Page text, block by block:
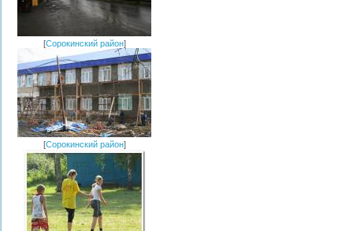
[Сорокинский район]
[Сорокинский район]